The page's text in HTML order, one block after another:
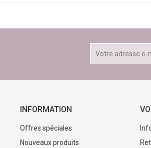
INFORMATION
Offres spéciales
Nouveaux produits